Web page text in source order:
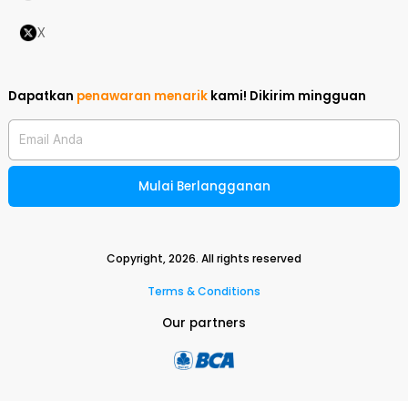
X
Dapatkan penawaran menarik kami! Dikirim mingguan
Email Anda
Mulai Berlangganan
Copyright,2026. All rights reserved
Terms & Conditions
Our partners